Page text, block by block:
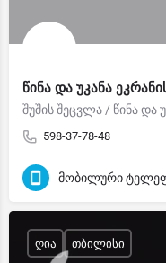
წინა და უკანა
შუშის შეცვლა / წინა და
598-37-78-48
მობილური
ღია თბილისი